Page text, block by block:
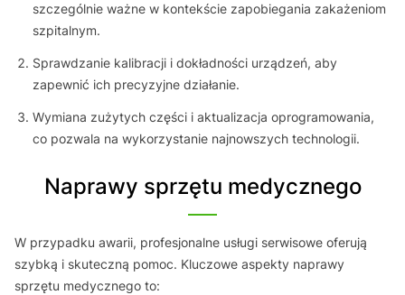
szczególnie ważne w kontekście zapobiegania zakażeniom
szpitalnym.
Sprawdzanie kalibracji i dokładności urządzeń, aby
zapewnić ich precyzyjne działanie.
Wymiana zużytych części i aktualizacja oprogramowania,
co pozwala na wykorzystanie najnowszych technologii.
Naprawy sprzętu medycznego
W przypadku awarii, profesjonalne usługi serwisowe oferują
szybką i skuteczną pomoc. Kluczowe aspekty naprawy
sprzętu medycznego to: